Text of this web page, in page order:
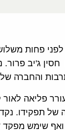
לפני פחות
ג'יב
והחברה
פליאה
של תפקידו.
שימש מפקד